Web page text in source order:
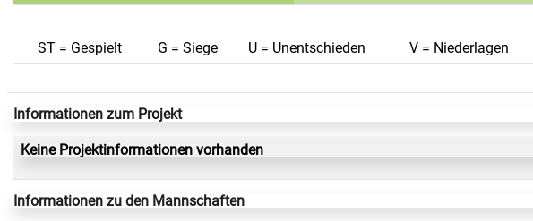
ST = Gespielt G = Siege U = Unentschieden V = Niederlagen
Informationen zum Projekt
Keine Projektinformationen vorhanden
Informationen zu den Mannschaften